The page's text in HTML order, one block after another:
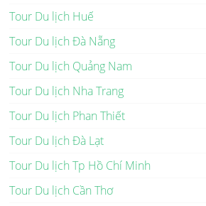
Tour Du lịch Huế
Tour Du lịch Đà Nẵng
Tour Du lịch Quảng Nam
Tour Du lịch Nha Trang
Tour Du lịch Phan Thiết
Tour Du lịch Đà Lạt
Tour Du lịch Tp Hồ Chí Minh
Tour Du lịch Cần Thơ